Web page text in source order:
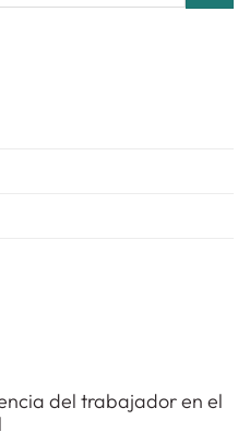
del trabajador en el